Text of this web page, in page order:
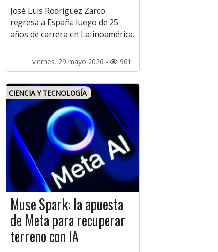
José Luis Rodriguez Zarco
regresa a España luego de 25
años de carrera en Latinoamérica.
viernes, 29 mayo 2026 - 961
CIENCIA Y TECNOLOGÍA
Muse Spark: la apuesta
de Meta para recuperar
terreno con IA